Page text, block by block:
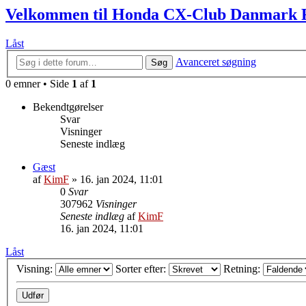
Velkommen til Honda CX-Club Danmark
Låst
Søg
Avanceret søgning
0 emner • Side 1 af 1
Bekendtgørelser
Svar
Visninger
Seneste indlæg
Gæst
afKimF » 16. jan 2024, 11:01
0 Svar
307962 Visninger
Seneste indlæg afKimF
16. jan 2024, 11:01
Låst
Visning:
Sorter efter: Retning: